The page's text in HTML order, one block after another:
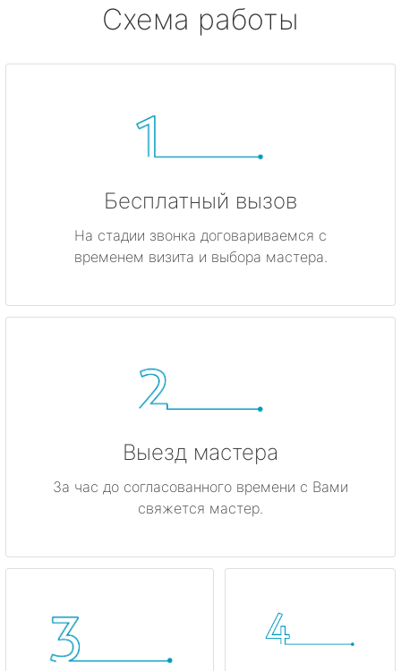
Схема работы
Бесплатный вызов
На стадии звонка договариваемся с
временем визита и выбора мастера.
Выезд мастера
За час до согласованного времени с Вами
свяжется мастер.